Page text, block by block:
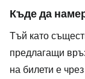
Къде да
Тъй като
предлагащи
на билети е